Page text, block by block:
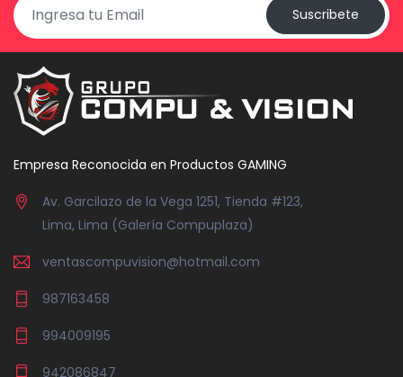
Suscribete
Empresa Reconocida en Productos GAMING
Av. Garcilazo de la Vega 1251, Tienda #123,
Lima, Lima (Galería Compuplaza)
ventascompuvision@hotmail.com
987163458
994009195
942086847